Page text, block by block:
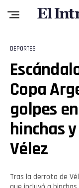
DEPORTES
Copa
golpes
hinchas
Vélez
Tras la derrota de